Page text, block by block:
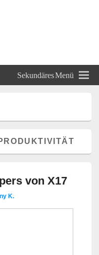
Sekundäres Menü
von X17
K.